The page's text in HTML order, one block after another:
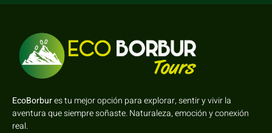
EcoBorbures tu mejor opción para explorar, sentir y vivir la
aventura que siempre soñaste. Naturaleza, emoción y conexión
real.